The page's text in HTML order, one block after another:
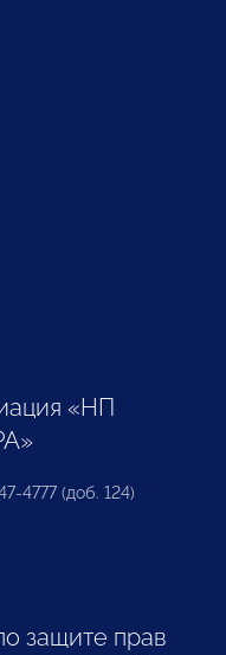
«НП
4777 (доб. 124)
защите прав